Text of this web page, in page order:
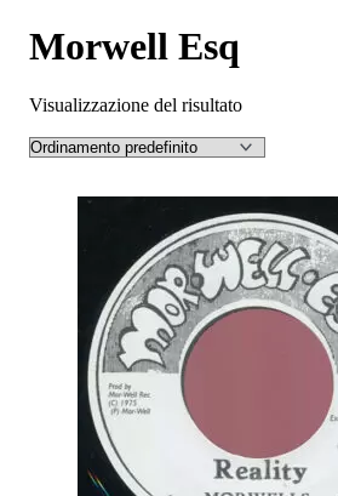
Morwell Esq
Visualizzazione del risultato